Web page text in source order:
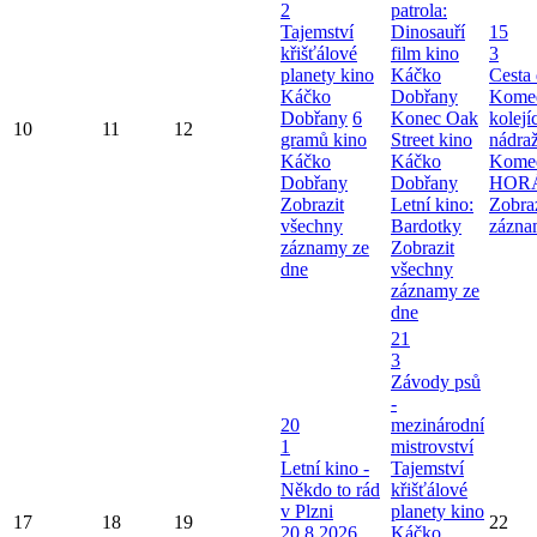
10 11 12
2
Tajemství
křišťálové
planety kino
Káčko
Dobřany 6
gramů kino
Káčko
Dobřany
Zobrazit
všechny
záznamy ze
dne
patrola:
Dinosauří
film kino
Káčko
Dobřany
Konec Oak
Street kino
Káčko
Dobřany
Letní kino:
Bardotky
Zobrazit
všechny
záznamy ze
dne
15
3
Cesta
17 18 19
20
1
Letní kino -
Někdo to rád
v Plzni
20.8.2026
21
3
Závody psů
-
mezinárodní
mistrovství
Tajemství
křišťálové
planety kino
Káčko
22